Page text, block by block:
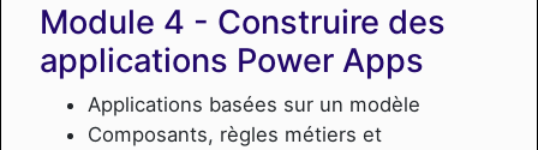
Construire des
applications Power Apps
Applications basées sur un modèle
Composants, règles métiers et